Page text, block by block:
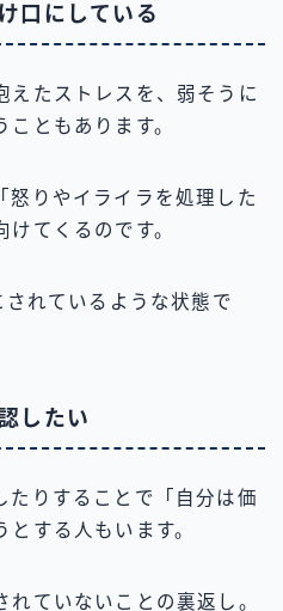
口にしている
えたストレスを、弱そうに
ともあります。
怒りやイライラを処理した
てくるのです。
されているような状態で
したい
たりすることで「自分は価
する人もいます。
ていないことの裏返し。